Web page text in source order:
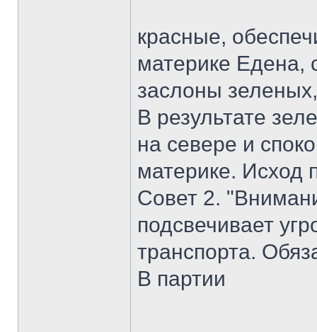
красные,
материке Едена,
заслоны
В результате
на севере и
материке. Исход
Совет 2.
подсвечивает
транспорта.
В партии